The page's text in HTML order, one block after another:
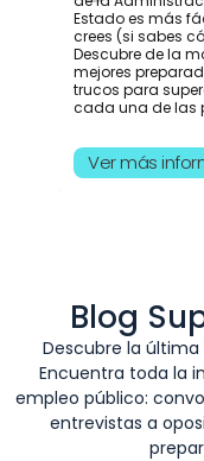
Estado es más
crees (si sabes
Descubre de la
mejores
trucos para
cada una de las
Ver más
Blog
Descubre la
Encuentra toda la
empleo público:
entrevistas a